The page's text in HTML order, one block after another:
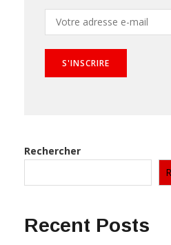
Rechercher
Recent Posts